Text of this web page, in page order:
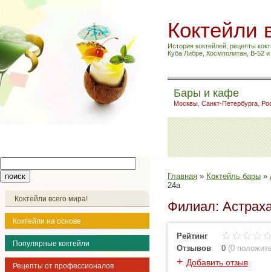
Коктейли
История коктейлей, рецепты
Куба Либре, Космполитан, B-52
Бары и кафе
Москвы Санкт-Петербурга
Коктейли всего мира!
Коктейли на основе
Популярные коктейли
Рецепты от профессионалов
Главная » Коктейль бары »
24а
Филиал:
Рейтинг
Отзывов
0 (0
+ Добавить отзыв